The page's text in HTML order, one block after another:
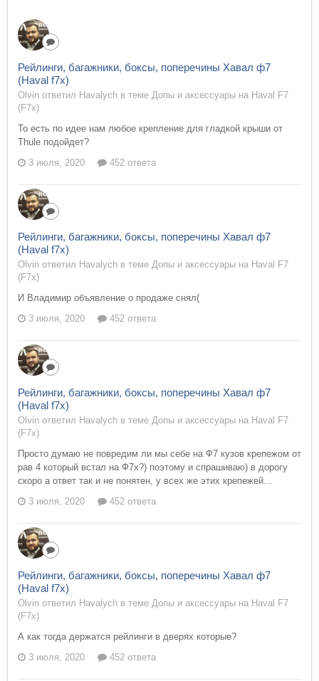
Рейлинги, багажники, боксы, поперечины Хавал ф7
(Haval f7x)
Olvin ответил Havalych в теме Допы и аксессуары на Haval F7
(F7x)
То есть по идее нам любое крепление для гладкой крыши от
Thule подойдет?
3 июля, 2020
452 ответа
Рейлинги, багажники, боксы, поперечины Хавал ф7
(Haval f7x)
Olvin ответил Havalych в теме Допы и аксессуары на Haval F7
(F7x)
И Владимир объявление о продаже снял(
3 июля, 2020
452 ответа
Рейлинги, багажники, боксы, поперечины Хавал ф7
(Haval f7x)
Olvin ответил Havalych в теме Допы и аксессуары на Haval F7
(F7x)
Просто думаю не повредим ли мы себе на Ф7 кузов крепежом от
рав 4 который встал на Ф7х?) поэтому и спрашиваю) в дорогу
скоро а ответ так и не понятен, у всех же этих крепежей...
3 июля, 2020
452 ответа
Рейлинги, багажники, боксы, поперечины Хавал ф7
(Haval f7x)
Olvin ответил Havalych в теме Допы и аксессуары на Haval F7
(F7x)
А как тогда держатся рейлинги в дверях которые?
3 июля, 2020
452 ответа